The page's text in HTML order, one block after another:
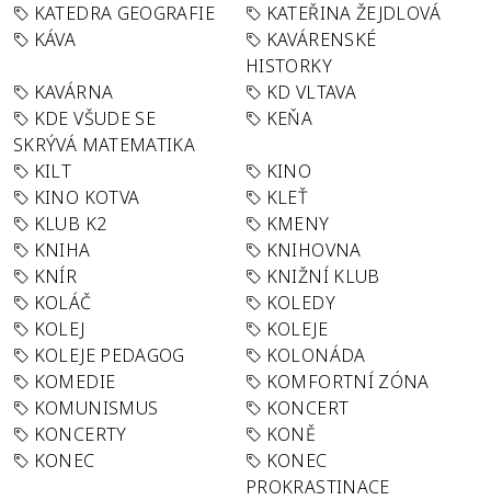
KATEDRA GEOGRAFIE
KATEŘINA ŽEJDLOVÁ
KÁVA
KAVÁRENSKÉ
HISTORKY
KAVÁRNA
KD VLTAVA
KDE VŠUDE SE
SKRÝVÁ MATEMATIKA
KEŇA
KILT
KINO
KINO KOTVA
KLEŤ
KLUB K2
KMENY
KNIHA
KNIHOVNA
KNÍR
KNIŽNÍ KLUB
KOLÁČ
KOLEDY
KOLEJ
KOLEJE
KOLEJE PEDAGOG
KOLONÁDA
KOMEDIE
KOMFORTNÍ ZÓNA
KOMUNISMUS
KONCERT
KONCERTY
KONĚ
KONEC
KONEC
PROKRASTINACE